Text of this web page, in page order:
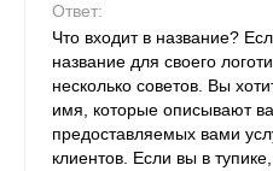
Ответ:
Что входит в название?
название для своего
несколько советов. Вы
имя, которые описывают
предоставляемых вами
клиентов. Если вы в